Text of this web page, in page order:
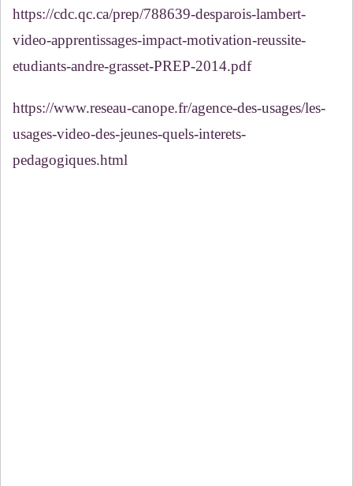
https://cdc.qc.ca/prep/788639-desparois-lambert-
video-apprentissages-impact-motivation-reussite-
etudiants-andre-grasset-PREP-2014.pdf
https://www.reseau-canope.fr/agence-des-usages/les-
usages-video-des-jeunes-quels-interets-
pedagogiques.html